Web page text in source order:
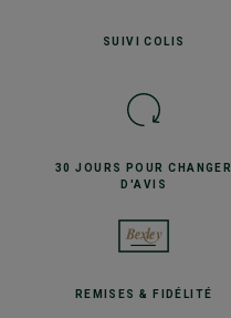
SUIVICOLIS
30 JOURS POURCHANGER
D'AVIS
REMISES& FIDÉLITÉ